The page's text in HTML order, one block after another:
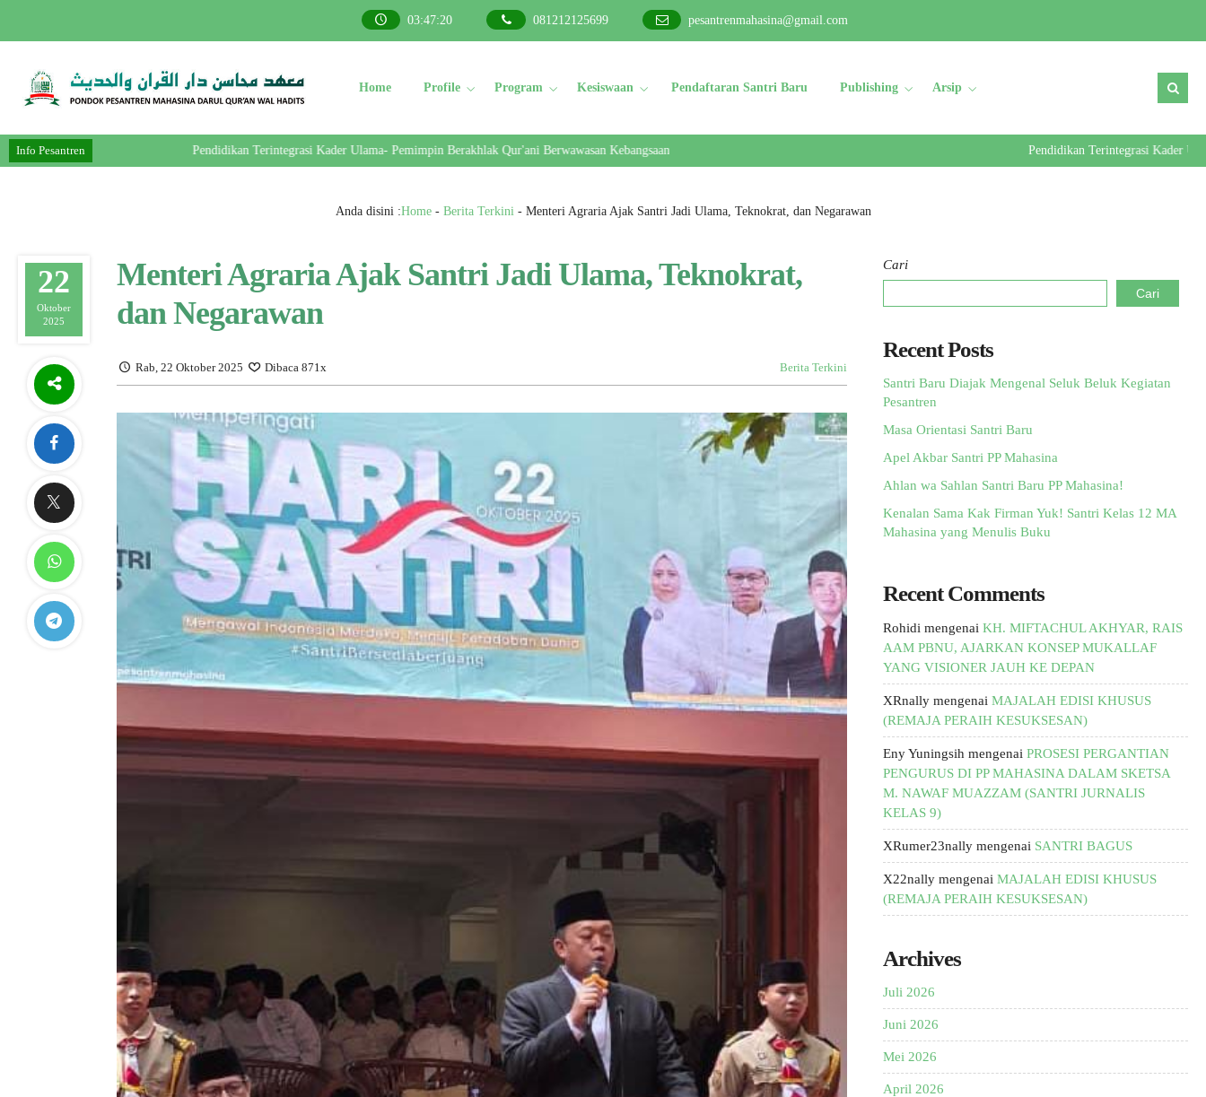
03:47:21 081212125699 pesantrenmahasina@gmail.com
Home Profile Program Kesiswaan Pendaftaran Santri Baru Publishing Arsip
Info Pesantren Pendidikan Terintegrasi Kader Ulama-
Pendidikan Terintegrasi Kader Ulama- Pemimpin Berakhlak Qur'ani Berwawasan Kebangsaan
Anda disini :Home- Berita Terkini- Menteri Agraria Ajak Santri Jadi Ulama, Teknokrat, dan Negarawan
22
Oktober
2025
Menteri Agraria Ajak Santri Jadi Ulama, Teknokrat,
dan Negarawan
Rab, 22 Oktober 2025 Dibaca 871x Berita Terkini
Cari
Cari
Recent Posts
Santri Baru Diajak Mengenal Seluk Beluk Kegiatan
Pesantren
Masa Orientasi Santri Baru
Apel Akbar Santri PP Mahasina
Ahlan wa Sahlan Santri Baru PP Mahasina!
Kenalan Sama Kak Firman Yuk! Santri Kelas 12 MA
Mahasina yang Menulis Buku
Recent Comments
Rohidi mengenai KH. MIFTACHUL AKHYAR, RAIS
AAM PBNU, AJARKAN KONSEP MUKALLAF
YANG VISIONER JAUH KE DEPAN
XRnally mengenai MAJALAH EDISI KHUSUS
(REMAJA PERAIH KESUKSESAN)
Eny Yuningsih mengenai PROSESI PERGANTIAN
PENGURUS DI PP MAHASINA DALAM SKETSA
M. NAWAF MUAZZAM (SANTRI JURNALIS
KELAS 9)
XRumer23nally mengenai SANTRI BAGUS
X22nally mengenai MAJALAH EDISI KHUSUS
(REMAJA PERAIH KESUKSESAN)
Archives
Juli 2026
Juni 2026
Mei 2026
April 2026